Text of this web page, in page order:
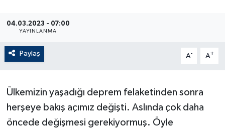
04.03.2023 - 07:00
YAYINLANMA
Paylaş A- A+
Ülkemizin yaşadığı deprem felaketinden sonra
herşeye bakış açımız değişti. Aslında çok daha
öncede değişmesi gerekiyormuş. Öyle